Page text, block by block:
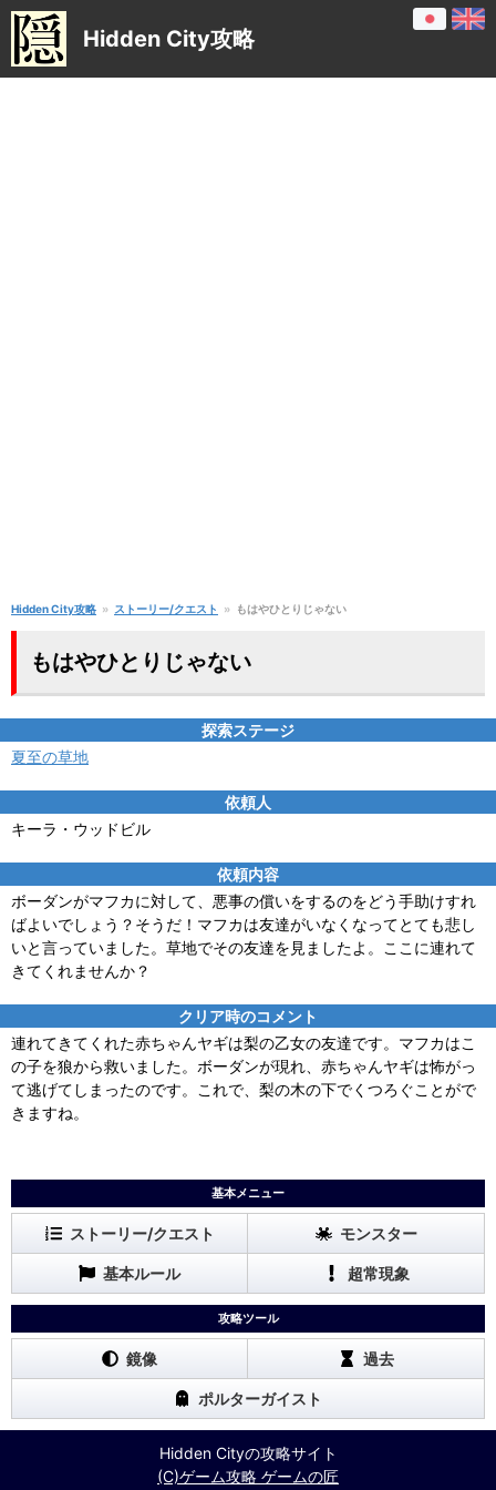
Hidden City攻略
Hidden City攻略 ストーリー/クエスト もはやひとりじゃない
もはやひとりじゃない
探索ステージ
夏至の草地
依頼人
キーラ・ウッドビル
依頼内容
ボーダンがマフカに対して、悪事の償いをするのをどう手助けすれ
ばよいでしょう？そうだ！マフカは友達がいなくなってとても悲し
いと言っていました。草地でその友達を見ましたよ。ここに連れて
きてくれませんか？
クリア時のコメント
連れてきてくれた赤ちゃんヤギは梨の乙女の友達です。マフカはこ
の子を狼から救いました。ボーダンが現れ、赤ちゃんヤギは怖がっ
て逃げてしまったのです。これで、梨の木の下でくつろぐことがで
きますね。
基本メニュー
ストーリー/クエスト モンスター
基本ルール 超常現象
攻略ツール
鏡像 過去
ポルターガイスト
Hidden Cityの攻略サイト
(C)ゲーム攻略 ゲームの匠